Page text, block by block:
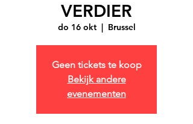
VERDIER
do 16 okt
  |
Brussel
Geen tickets te koop
Bekijk andere
evenementen